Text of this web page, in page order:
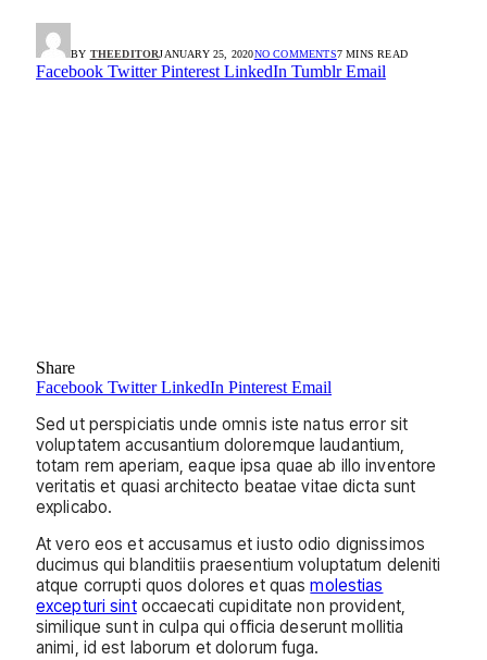
BY THEEDITORJANUARY 25, 2020NO COMMENTS7 MINS READ
Facebook Twitter Pinterest LinkedIn Tumblr Email
Share
Facebook Twitter LinkedIn Pinterest Email
Sed ut perspiciatis unde omnis iste natus error sit
voluptatem accusantium doloremque laudantium,
totam rem aperiam, eaque ipsa quae ab illo inventore
veritatis et quasi architecto beatae vitae dicta sunt
explicabo.
At vero eos et accusamus et iusto odio dignissimos
ducimus qui blanditiis praesentium voluptatum deleniti
atque corrupti quos dolores et quasmolestias
excepturi sintoccaecati cupiditate non provident,
similique sunt in culpa qui officia deserunt mollitia
animi, id est laborum et dolorum fuga.